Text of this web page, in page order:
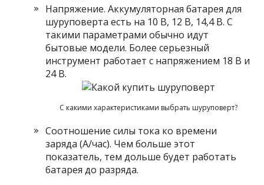
Напряжение. Аккумуляторная батарея для
шуруповерта есть на 10 В, 12 В, 14,4 В. С
такими параметрами обычно идут
бытовые модели. Более серьезный
инструмент работает с напряжением 18 В и
24 В.
С какими характеристиками выбрать шуруповерт?
Соотношение силы тока ко времени
заряда (А/час). Чем больше этот
показатель, тем дольше будет работать
батарея до разряда.